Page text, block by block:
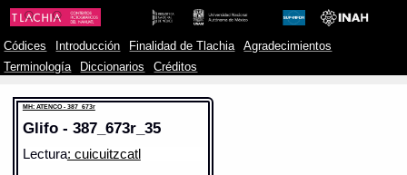
Códices Introducción Finalidad de Tlachia
Agradecimientos
Terminología
Diccionarios Créditos
MH: ATENCO - 387_673r
Glifo - 387_673r_35
Lectura: cuicuitzcatl